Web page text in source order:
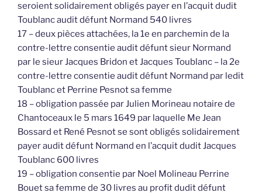
seroient solidairement obligés payer en l’acquit dudit
Toublanc audit défunt Normand 540 livres
17 – deux pièces attachées, la 1e en parchemin de la
contre-lettre consentie audit défunt sieur Normand
par le sieur Jacques Bridon et Jacques Toublanc – la 2e
contre-lettre consentie audit défunt Normand par ledit
Toublanc et Perrine Pesnot sa femme
18 – obligation passée par Julien Morineau notaire de
Chantoceaux le 5 mars 1649 par laquelle Me Jean
Bossard et René Pesnot se sont obligés solidairement
payer audit défunt Normand en l’acquit dudit Jacques
Toublanc 600 livres
19 – obligation consentie par Noel Molineau Perrine
Bouet sa femme de 30 livres au profit dudit défunt